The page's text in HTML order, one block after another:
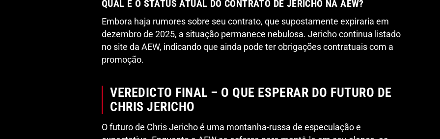
QUAL É O STATUS ATUAL DO CONTRATO DE JERICHO NA AEW?
Embora haja rumores sobre seu contrato, que supostamente expiraria em
dezembro de 2025, a situação permanece nebulosa. Jericho continua listado
no site da AEW, indicando que ainda pode ter obrigações contratuais com a
promoção.
VEREDICTO FINAL – O QUE ESPERAR DO FUTURO DE
CHRIS JERICHO
O futuro de Chris Jericho é uma montanha-russa de especulação e